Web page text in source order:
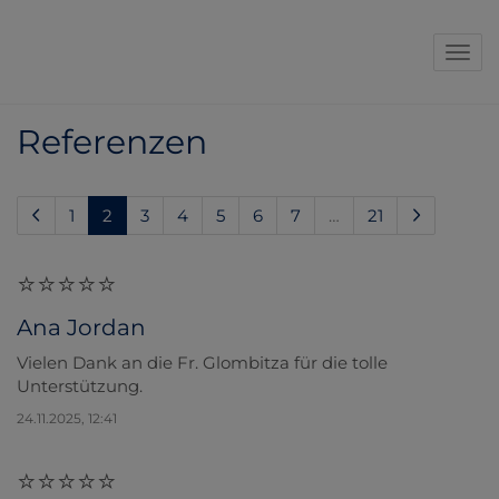
Referenzen
1 2 (current)
3 4 5 6 7 … 21
Ana Jordan
Vielen Dank an die Fr. Glombitza für die tolle
Unterstützung.
24.11.2025, 12:41